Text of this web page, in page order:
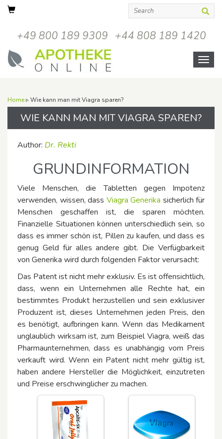
+49 800 189 9309 +44 808 189 1420
Open
Home▹ Wie kann man mit Viagra sparen?
WIE KANN MAN MIT VIAGRA SPAREN?
Author: Dr. Rekti
GRUNDINFORMATION
Viele Menschen, die Tabletten gegen Impotenz
verwenden, wissen, dass Viagra Generika sicherlich für
Menschen geschaffen ist, die sparen möchten.
Finanzielle Situationen können unterschiedlich sein, so
dass es immer schön ist, Pillen zu kaufen, und dass es
genug Geld für alles andere gibt. Die Verfügbarkeit
von Generika wird durch folgenden Faktor verursacht:
Das Patent ist nicht mehr exklusiv. Es ist offensichtlich,
dass, wenn ein Unternehmen alle Rechte hat, ein
bestimmtes Produkt herzustellen und sein exklusiver
Produzent ist, dieses Unternehmen jeden Preis, den
es benötigt, aufbringen kann. Wenn das Medikament
unglaublich wirksam ist, zum Beispiel Viagra, weiß das
Pharmaunternehmen, dass es unabhängig vom Preis
verkauft wird. Wenn ein Patent nicht mehr gültig ist,
haben andere Hersteller die Möglichkeit, einzutreten
und Preise erschwinglicher zu machen.